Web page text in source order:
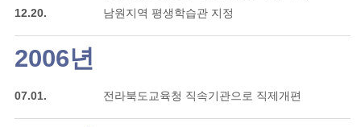
12.20.
남원지역 평생학습관 지정
2006년
07.01. 전라북도교육청 직속기관으로 직제개편